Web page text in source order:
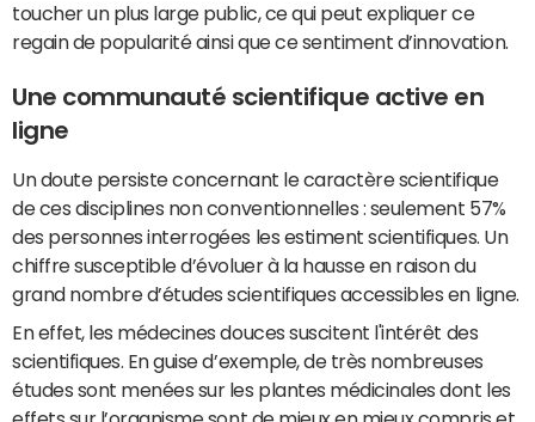
toucher un plus large public, ce qui peut expliquer ce
regain de popularité ainsi que ce sentiment d’innovation.
Une communauté scientifique active en
ligne
Un doute persiste concernant le caractère scientifique
de ces disciplines non conventionnelles : seulement 57%
des personnes interrogées les estiment scientifiques. Un
chiffre susceptible d’évoluer à la hausse en raison du
grand nombre d’études scientifiques accessibles en ligne.
En effet, les médecines douces suscitent l'intérêt des
scientifiques. En guise d’exemple, de très nombreuses
études sont menées sur les plantes médicinales dont les